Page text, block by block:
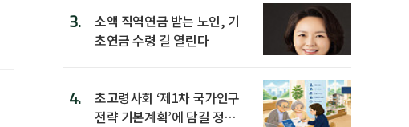
3.
소액 직역연금 받는 노인, 기
초연금 수령 길 열린다
4.
초고령사회 ‘제1차 국가인구
전략 기본계획’에 담길 정책